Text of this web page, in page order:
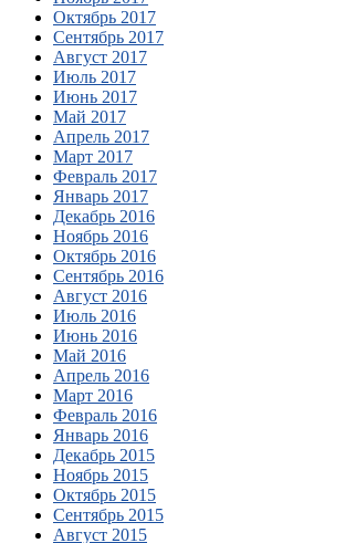
Октябрь 2017
Сентябрь 2017
Август 2017
Июль 2017
Июнь 2017
Май 2017
Апрель 2017
Март 2017
Февраль 2017
Январь 2017
Декабрь 2016
Ноябрь 2016
Октябрь 2016
Сентябрь 2016
Август 2016
Июль 2016
Июнь 2016
Май 2016
Апрель 2016
Март 2016
Февраль 2016
Январь 2016
Декабрь 2015
Ноябрь 2015
Октябрь 2015
Сентябрь 2015
Август 2015